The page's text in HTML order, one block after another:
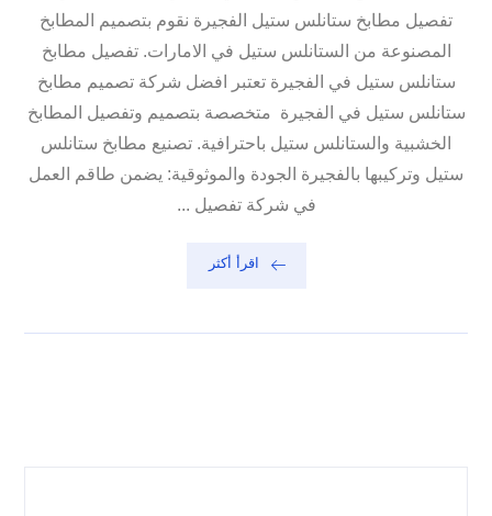
تفصيل مطابخ ستانلس ستيل الفجيرة نقوم بتصميم المطابخ
المصنوعة من الستانلس ستيل في الامارات. تفصيل مطابخ
ستانلس ستيل في الفجيرة تعتبر افضل شركة تصميم مطابخ
ستانلس ستيل في الفجيرة متخصصة بتصميم وتفصيل المطابخ
الخشبية والستانلس ستيل باحترافية. تصنيع مطابخ ستانلس
ستيل وتركيبها بالفجيرة الجودة والموثوقية: يضمن طاقم العمل
في شركة تفصيل ...
اقرأ أكثر